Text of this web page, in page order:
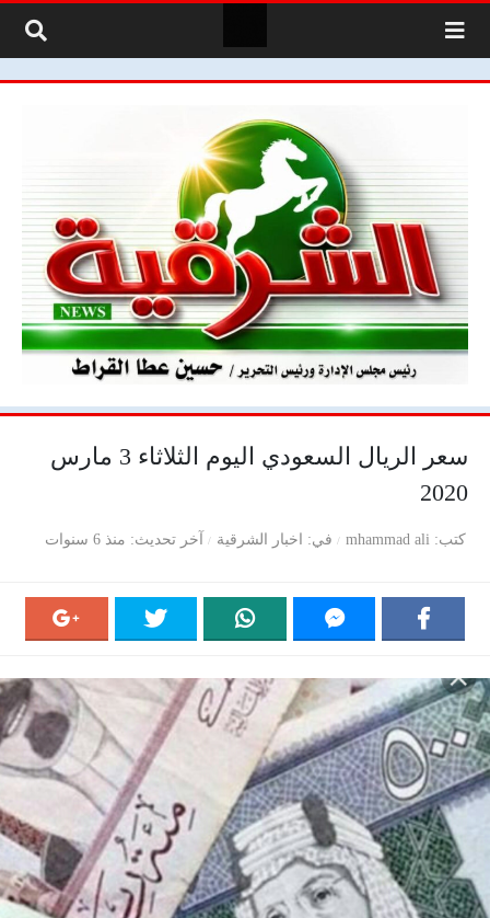
سعر الريال السعودي اليوم الثلاثاء 3 مارس
2020
كتب mhammad ali في اخبار الشرقية آخر تحديث منذ 6 سنوات